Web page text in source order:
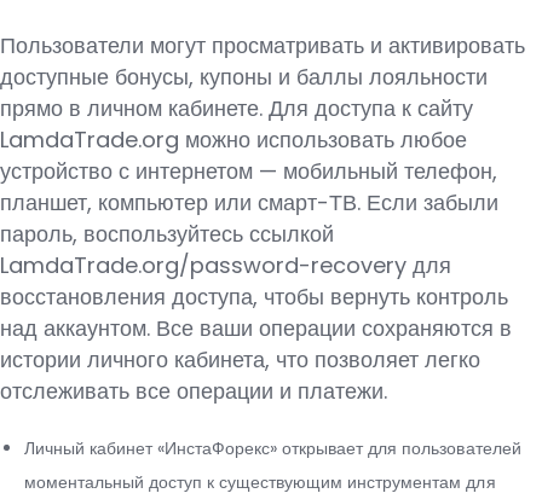
Пользователи могут просматривать и активировать
доступные бонусы, купоны и баллы лояльности
прямо в личном кабинете. Для доступа к сайту
LamdaTrade.org можно использовать любое
устройство с интернетом — мобильный телефон,
планшет, компьютер или смарт-ТВ. Если забыли
пароль, воспользуйтесь ссылкой
LamdaTrade.org/password-recovery для
восстановления доступа, чтобы вернуть контроль
над аккаунтом. Все ваши операции сохраняются в
истории личного кабинета, что позволяет легко
отслеживать все операции и платежи.
Личный кабинет «ИнстаФорекс» открывает для пользователей
моментальный доступ к существующим инструментам для